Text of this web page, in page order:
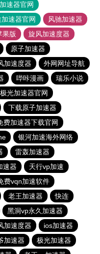
速器官网
速器官网
风驰加速器
果版
旋风加速度器
原子加速器
加速度器
外网网址导航
哔咔漫画
瑞乐小说
极光加速器官网
下载原子加速器
费加速器下载官网
银河加速海外网络
雷轰加速器
速器
天行vp加速
费vqn加速软件
老王加速器
快连
黑洞vp永久加速器
加速度器
ios加速器
加速器
极光加速器